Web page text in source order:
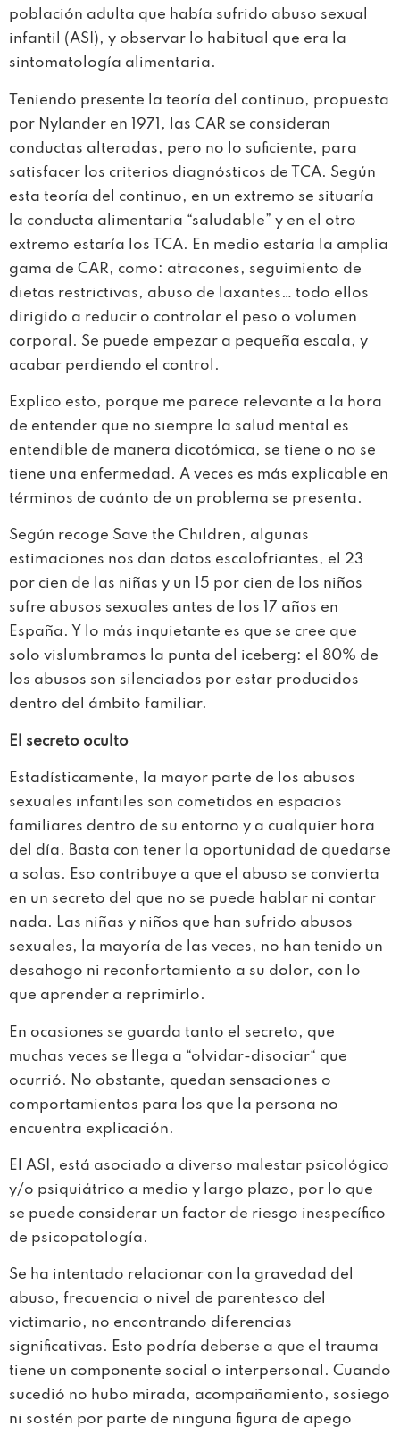
población adulta que había sufrido abuso sexual
infantil (ASI), y observar lo habitual que era la
sintomatología alimentaria.
Teniendo presente la teoría del continuo, propuesta
por Nylander en 1971, las CAR se consideran
conductas alteradas, pero no lo suficiente, para
satisfacer los criterios diagnósticos de TCA. Según
esta teoría del continuo, en un extremo se situaría
la conducta alimentaria “saludable” y en el otro
extremo estaría los TCA. En medio estaría la amplia
gama de CAR, como: atracones, seguimiento de
dietas restrictivas, abuso de laxantes… todo ellos
dirigido a reducir o controlar el peso o volumen
corporal. Se puede empezar a pequeña escala, y
acabar perdiendo el control.
Explico esto, porque me parece relevante a la hora
de entender que no siempre la salud mental es
entendible de manera dicotómica, se tiene o no se
tiene una enfermedad. A veces es más explicable en
términos de cuánto de un problema se presenta.
Según recoge Save the Children, algunas
estimaciones nos dan datos escalofriantes, el 23
por cien de las niñas y un 15 por cien de los niños
sufre abusos sexuales antes de los 17 años en
España. Y lo más inquietante es que se cree que
solo vislumbramos la punta del iceberg: el 80% de
los abusos son silenciados por estar producidos
dentro del ámbito familiar.
El secreto oculto
Estadísticamente, la mayor parte de los abusos
sexuales infantiles son cometidos en espacios
familiares dentro de su entorno y a cualquier hora
del día. Basta con tener la oportunidad de quedarse
a solas. Eso contribuye a que el abuso se convierta
en un secreto del que no se puede hablar ni contar
nada. Las niñas y niños que han sufrido abusos
sexuales, la mayoría de las veces, no han tenido un
desahogo ni reconfortamiento a su dolor, con lo
que aprender a reprimirlo.
En ocasiones se guarda tanto el secreto, que
muchas veces se llega a “olvidar-disociar“ que
ocurrió. No obstante, quedan sensaciones o
comportamientos para los que la persona no
encuentra explicación.
El ASI, está asociado a diverso malestar psicológico
y/o psiquiátrico a medio y largo plazo, por lo que
se puede considerar un factor de riesgo inespecífico
de psicopatología.
Se ha intentado relacionar con la gravedad del
abuso, frecuencia o nivel de parentesco del
victimario, no encontrando diferencias
significativas. Esto podría deberse a que el trauma
tiene un componente social o interpersonal. Cuando
sucedió no hubo mirada, acompañamiento, sosiego
ni sostén por parte de ninguna figura de apego